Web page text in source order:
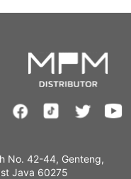
No. 42-44, Genteng,
Java 60275